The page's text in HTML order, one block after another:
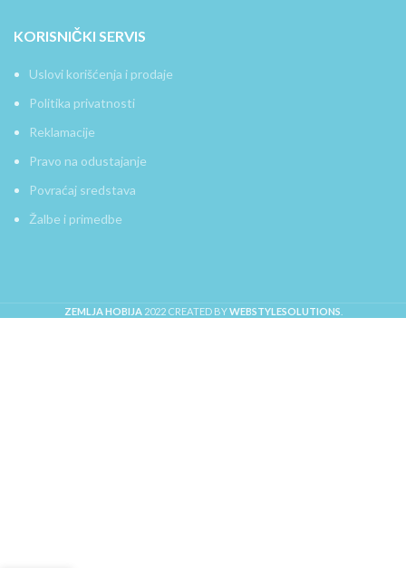
KORISNIČKI SERVIS
Uslovi korišćenja i prodaje
Politika privatnosti
Reklamacije
Pravo na odustajanje
Povraćaj sredstava
Žalbe i primedbe
ZEMLJA HOBIJA 2022 CREATED BYWEBSTYLESOLUTIONS